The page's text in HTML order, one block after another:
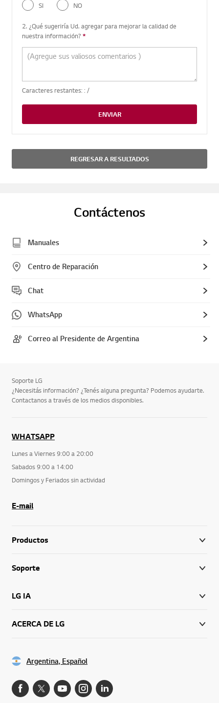
SI
NO
2. ¿Qué sugeriría Ud. agregar para mejorar la calidad de
nuestra información? *
Caracteres restantes: : /
ENVIAR
REGRESAR A RESULTADOS
Contáctenos
Manuales
Centro de Reparación
Chat
WhatsApp
Correo al Presidente de Argentina
Soporte LG
¿Necesitás información? ¿Tenés alguna pregunta? Podemos ayudarte.
Contactanos a través de los medios disponibles.
WHATSAPP
Lunes a Viernes 9:00 a 20:00
Sabados 9:00 a 14:00
Domingos y Feriados sin actividad
E-mail
Productos
Soporte
LG IA
ACERCA DE LG
Argentina, Español